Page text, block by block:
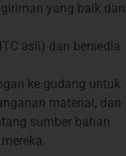
yang baik dan
asli) dan bersedia
ke gudang untuk
material, dan
sumber bahan